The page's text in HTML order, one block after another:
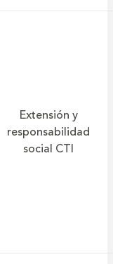
Extensión y
responsabilidad
social CTI